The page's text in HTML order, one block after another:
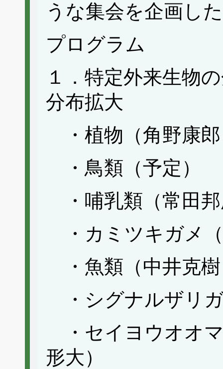
うな集会を企画し
プログラム
１．特定外来生物
分布拡大
・植物（角野康
・鳥類（予定）
・哺乳類（常田
・カミツキガメ
・魚類（中井克
・シグナルザリ
・セイヨウオオ
形大）